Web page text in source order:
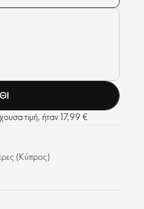
τιμή, ήταν 17,99 €
(Κύπρος)